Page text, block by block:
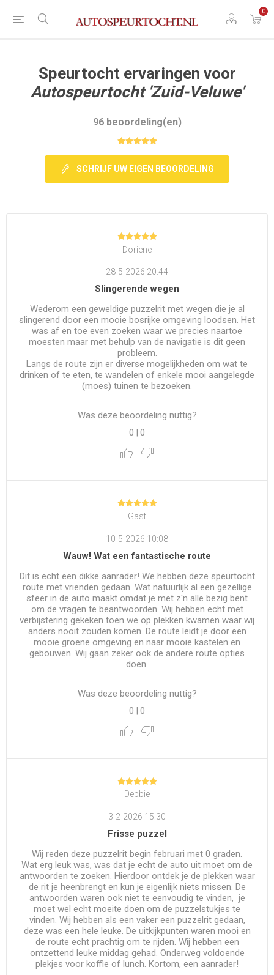
0
Speurtocht ervaringen voor
Autospeurtocht 'Zuid-Veluwe'
96 beoordeling(en)
SCHRIJF UW EIGEN BEOORDELING
Doriene
28-5-2026 20:44
Slingerende wegen
Wederom een geweldige puzzelrit met wegen die je al
slingerend door een mooie bosrijke omgeving loodsen. Het
was af en toe even zoeken waar we precies naartoe
moesten maar met behulp van de navigatie is dit geen
probleem.
Langs de route zijn er diverse mogelijkheden om wat te
drinken of te eten, te wandelen of enkele mooi aangelegde
(moes) tuinen te bezoeken.
Was deze beoordeling nuttig?
0
0
Gast
10-5-2026 10:08
Wauw! Wat een fantastische route
Dit is echt een dikke aanrader! We hebben deze speurtocht
route met vrienden gedaan. Wat natuurlijk al een gezellige
sfeer in de auto maakt omdat je met z'n alle bezig bent
om de vragen te beantwoorden. Wij hebben echt met
verbijstering gekeken toen we op plekken kwamen waar wij
anders nooit zouden komen. De route leidt je door een
mooie groene omgeving en naar mooie kastelen en
gebouwen. Wij gaan zeker ook de andere route opties
doen.
Was deze beoordeling nuttig?
0 | 0
Debbie
3-2-2026 15:30
Frisse puzzel
Wij reden deze puzzelrit begin februari met 0 graden.
Wat erg leuk was, was dat je echt de auto uit moet om de
antwoorden te zoeken. Hierdoor ontdek je de plekken waar
de rit je heenbrengt en kun je eigenlijk niets missen. De
antwoorden waren ook niet te eenvoudig te vinden, je
moet wel echt moeite doen om de puzzelstukjes te
vinden. Wij hebben als een vaker een puzzelrit gedaan,
deze was een hele leuke. De uitkijkpunten waren mooi en
de route echt prachtig om te rijden. Wij hebben een
ontzettend leuke middag gehad. Onderweg voldoende
plekjes voor koffie of lunch. Kortom, een aanrader!